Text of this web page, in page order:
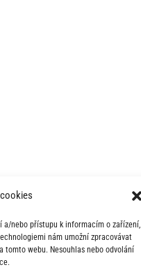
a/nebo přístupu k informacím o zařízení,
nám umožní zpracovávat
tomto webu. Nesouhlas nebo odvolání